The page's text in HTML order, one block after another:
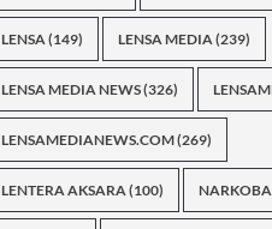
LENSA(149) LENSA MEDIA(239)
LENSA MEDIA NEWS(326)
LENSAMEDIANEWS.COM(269)
LENTERA AKSARA(100) NARKOBA